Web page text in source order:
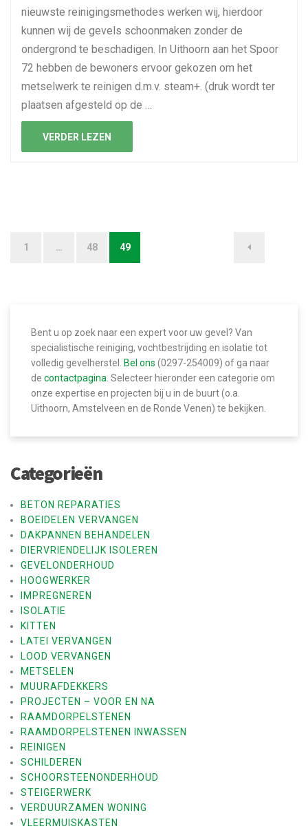
nieuwste reinigingsmethodes werken wij, hierdoor
kunnen wij de gevels schoonmaken zonder de
ondergrond te beschadigen. In Uithoorn aan het Spoor
72 hebben de bewoners ervoor gekozen om het
metselwerk te reinigen d.m.v. steam+. (druk wordt ter
plaatsen afgesteld op de …
VERDER LEZEN
a
v
i
g
a
t
i
e
1 … 48 49
Bent u op zoek naar een expert voor uw gevel? Van
specialistische reiniging, vochtbestrijding en isolatie tot
volledig gevelherstel.
Bel ons (0297-254009) of ga naar
de contactpagina . Selecteer hieronder een categorie om
onze expertise en projecten bij u in de buurt (o.a.
Uithoorn, Amstelveen en de Ronde Venen) te bekijken.
Categorieën
BETON REPARATIES
BOEIDELEN VERVANGEN
DAKPANNEN BEHANDELEN
DIERVRIENDELIJK ISOLEREN
GEVELONDERHOUD
HOOGWERKER
IMPREGNEREN
ISOLATIE
KITTEN
LATEI VERVANGEN
LOOD VERVANGEN
METSELEN
MUURAFDEKKERS
PROJECTEN – VOOR EN NA
RAAMDORPELSTENEN
RAAMDORPELSTENEN INWASSEN
REINIGEN
SCHILDEREN
SCHOORSTEENONDERHOUD
STEIGERWERK
VERDUURZAMEN WONING
VLEERMUISKASTEN